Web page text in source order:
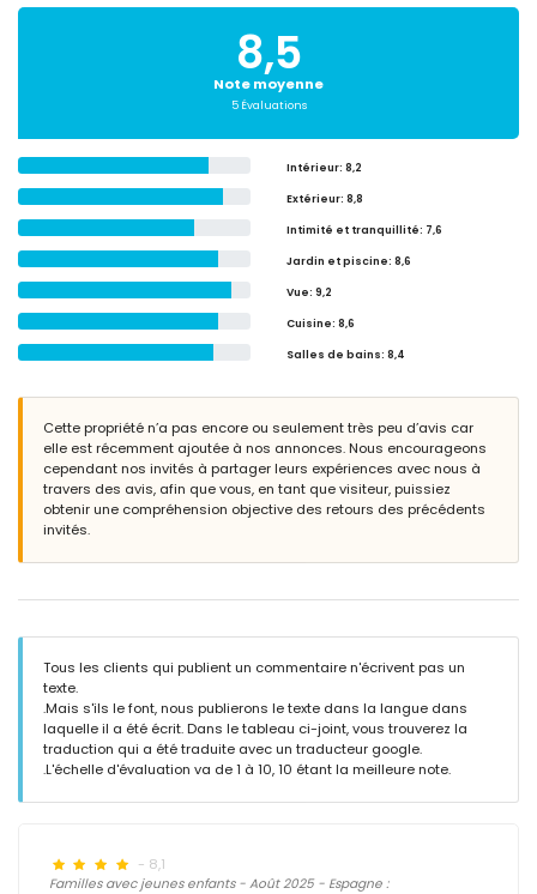
8,5
Note moyenne
5 Évaluations
Intérieur: 8,2
Extérieur: 8,8
Intimité et tranquillité: 7,6
Jardin et piscine: 8,6
Vue: 9,2
Cuisine: 8,6
Salles de bains: 8,4
Cette propriété n’a pas encore ou seulement très peu d’avis car
elle est récemment ajoutée à nos annonces. Nous encourageons
cependant nos invités à partager leurs expériences avec nous à
travers des avis, afin que vous, en tant que visiteur, puissiez
obtenir une compréhension objective des retours des précédents
invités.
Tous les clients qui publient un commentaire n'écrivent pas un
texte.
.Mais s'ils le font, nous publierons le texte dans la langue dans
laquelle il a été écrit. Dans le tableau ci-joint, vous trouverez la
traduction qui a été traduite avec un traducteur google.
.L'échelle d'évaluation va de 1 à 10, 10 étant la meilleure note.
- 8,1
Familles avec jeunes enfants - Août 2025 - Espagne :